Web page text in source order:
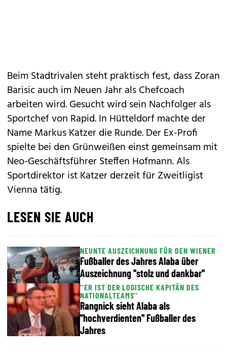
Beim Stadtrivalen steht praktisch fest, dass Zoran
Barisic auch im Neuen Jahr als Chefcoach
arbeiten wird. Gesucht wird sein Nachfolger als
Sportchef von Rapid. In Hütteldorf machte der
Name Markus Katzer die Runde. Der Ex-Profi
spielte bei den Grünweißen einst gemeinsam mit
Neo-Geschäftsführer Steffen Hofmann. Als
Sportdirektor ist Katzer derzeit für Zweitligist
Vienna tätig.
LESEN SIE AUCH
NEUNTE AUSZEICHNUNG FÜR DEN WIENER
Fußballer des Jahres Alaba über
Auszeichnung ''stolz und dankbar''
''ER IST DER LOGISCHE KAPITÄN DES
NATIONALTEAMS''
Rangnick sieht Alaba als
''hochverdienten'' Fußballer des
Jahres